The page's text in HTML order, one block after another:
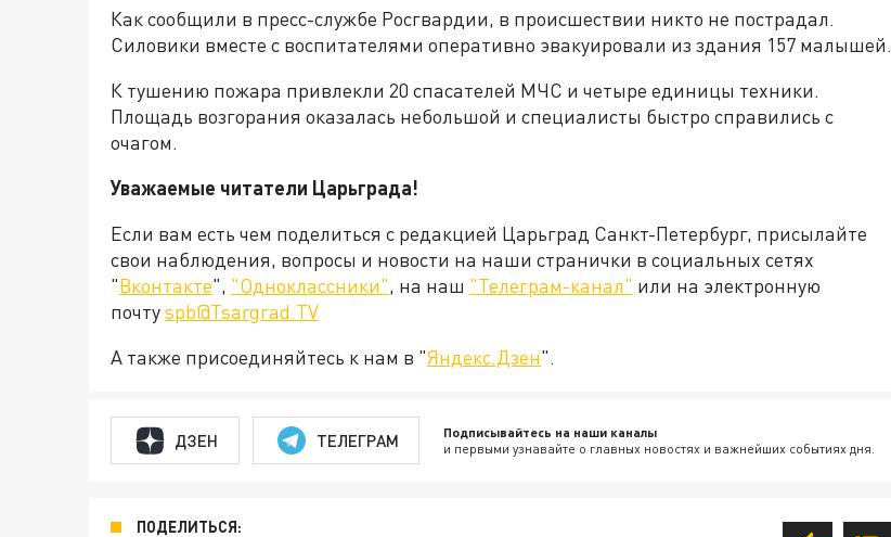
Как сообщили в пресс-службе Росгвардии, в происшествии никто не пострадал.
Силовики вместе с воспитателями оперативно эвакуировали из здания 157 малышей.
К тушению пожара привлекли 20 спасателей МЧС и четыре единицы техники.
Площадь возгорания оказалась небольшой и специалисты быстро справились с
очагом.
Уважаемые читатели Царьграда!
Если вам есть чем поделиться с редакцией Царьград Санкт-Петербург, присылайте
свои наблюдения, вопросы и новости на наши странички в социальных сетях
"Вконтакте", "Одноклассники", на наш "Телеграм-канал" или на электронную
почтуspb@Tsargrad.TV
А также присоединяйтесь к нам в "Яндекс.Дзен".
ДЗЕН ТЕЛЕГРАМ Подписывайтесь на наши каналы
и первыми узнавайте о главных новостях и важнейших событиях дня.
ПОДЕЛИТЬСЯ: